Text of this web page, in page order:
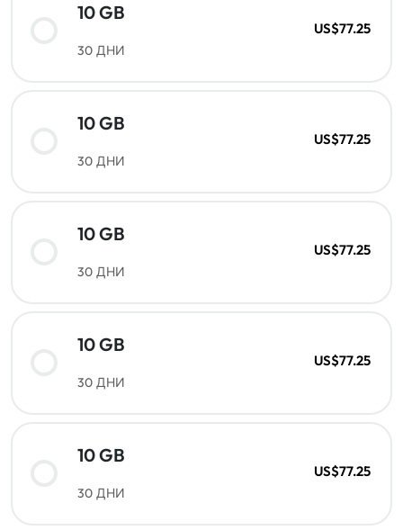
10 GB
30 ДНИ
US$77.25
10 GB
30 ДНИ
US$77.25
10 GB
30 ДНИ
US$77.25
10 GB
30 ДНИ
US$77.25
10 GB
30 ДНИ
US$77.25